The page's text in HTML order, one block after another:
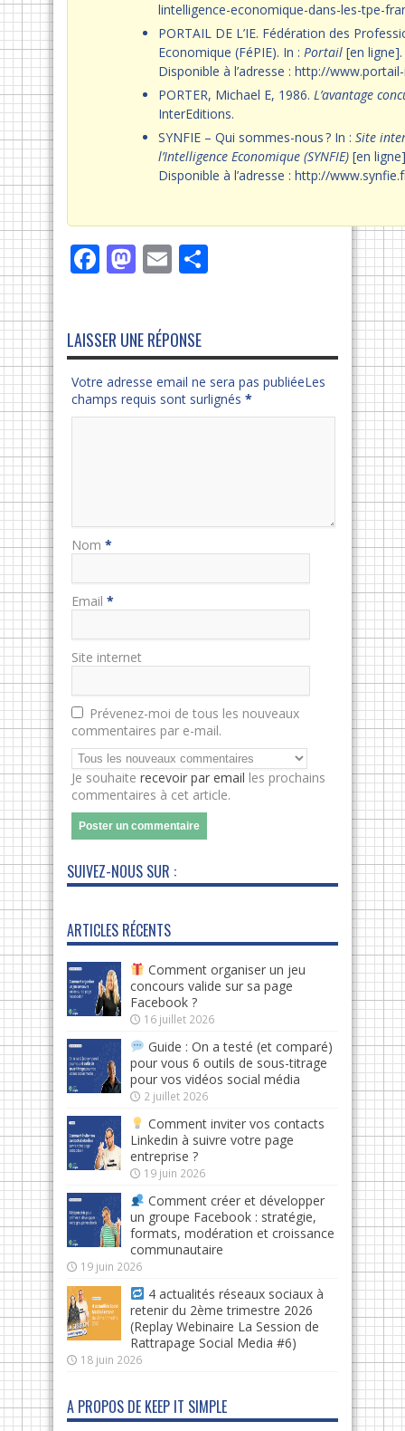
lintelligence-economique-dans-les-tpe-
PORTAIL DE L’IE. Fédération des
Economique (FéPIE). In : Portail [en
Disponible à l’adresse : http://
PORTER, Michael E, 1986. L’avantage
InterEditions.
SYNFIE – Qui sommes-nous ? In : Site
l’Intelligence Economique (SYNFIE) [en
Disponible à l’adresse : http://
Facebook
Mastodon
Email
LAISSER UNE RÉPONSE
Votre adresse email ne sera pas publiéeLes
champs requis sont surlignés *
Nom *
Email *
Site internet
Prévenez-moi de tous les nouveaux
commentaires par e-mail.
Je souhaite recevoir par email les prochains
commentaires à cet article.
SUIVEZ-NOUS SUR :
ARTICLES RÉCENTS
Comment organiser un jeu
concours valide sur sa page
Facebook ?
16 juillet 2026
Guide : On a testé (et comparé)
pour vous 6 outils de sous-titrage
pour vos vidéos social média
2 juillet 2026
Comment inviter vos contacts
Linkedin à suivre votre page
entreprise ?
19 juin 2026
Comment créer et développer
un groupe Facebook : stratégie,
formats, modération et croissance
communautaire
19 juin 2026
4 actualités réseaux sociaux à
retenir du 2ème trimestre 2026
(Replay Webinaire La Session de
Rattrapage Social Media #6)
18 juin 2026
A PROPOS DE KEEP IT SIMPLE